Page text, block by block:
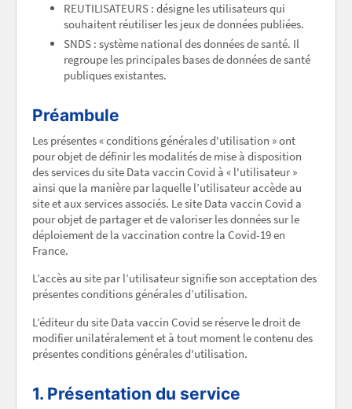
REUTILISATEURS : désigne les utilisateurs qui
souhaitent réutiliser les jeux de données publiées.
SNDS : système national des données de santé. Il
regroupe les principales bases de données de santé
publiques existantes.
Préambule
Les présentes « conditions générales d'utilisation » ont
pour objet de définir les modalités de mise à disposition
des services du site Data vaccin Covid à « l'utilisateur »
ainsi que la manière par laquelle l’utilisateur accède au
site et aux services associés. Le site Data vaccin Covid a
pour objet de partager et de valoriser les données sur le
déploiement de la vaccination contre la Covid-19 en
France.
L’accès au site par l’utilisateur signifie son acceptation des
présentes conditions générales d’utilisation.
L’éditeur du site Data vaccin Covid se réserve le droit de
modifier unilatéralement et à tout moment le contenu des
présentes conditions générales d'utilisation.
1. Présentation du service